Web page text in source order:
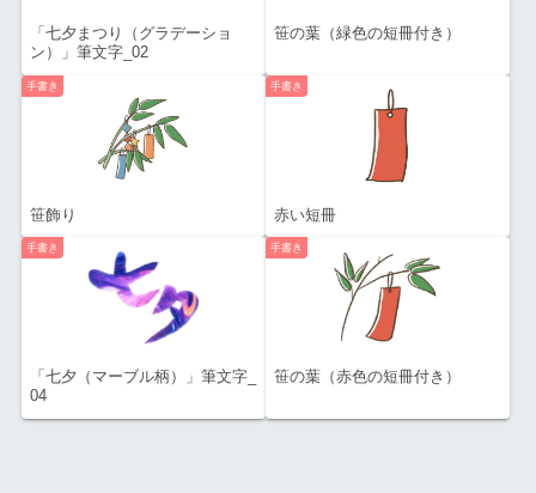
「七夕まつり（グラデーショ
ン）」筆文字_02
笹の葉（緑色の短冊付き）
手書き
笹飾り
手書き
赤い短冊
手書き
「七夕（マーブル柄）」筆文字_
04
手書き
笹の葉（赤色の短冊付き）